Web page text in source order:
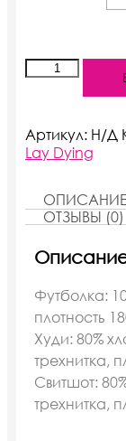
Количество
As
Dying
Артикул: Н/Д
Lay Dying
ОПИСАНИЕ
ОТЗЫВЫ (0)
Футболка:
плотность
Худи: 80%
трехнитка,
Свитшот:
трехнитка,